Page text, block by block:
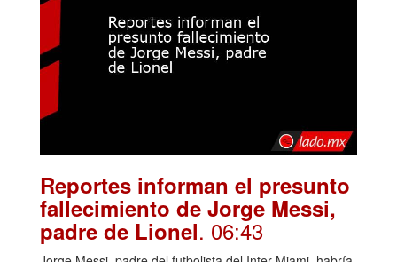
Reportes informan el presunto
fallecimiento de Jorge Messi,
padre de Lionel. 06:43